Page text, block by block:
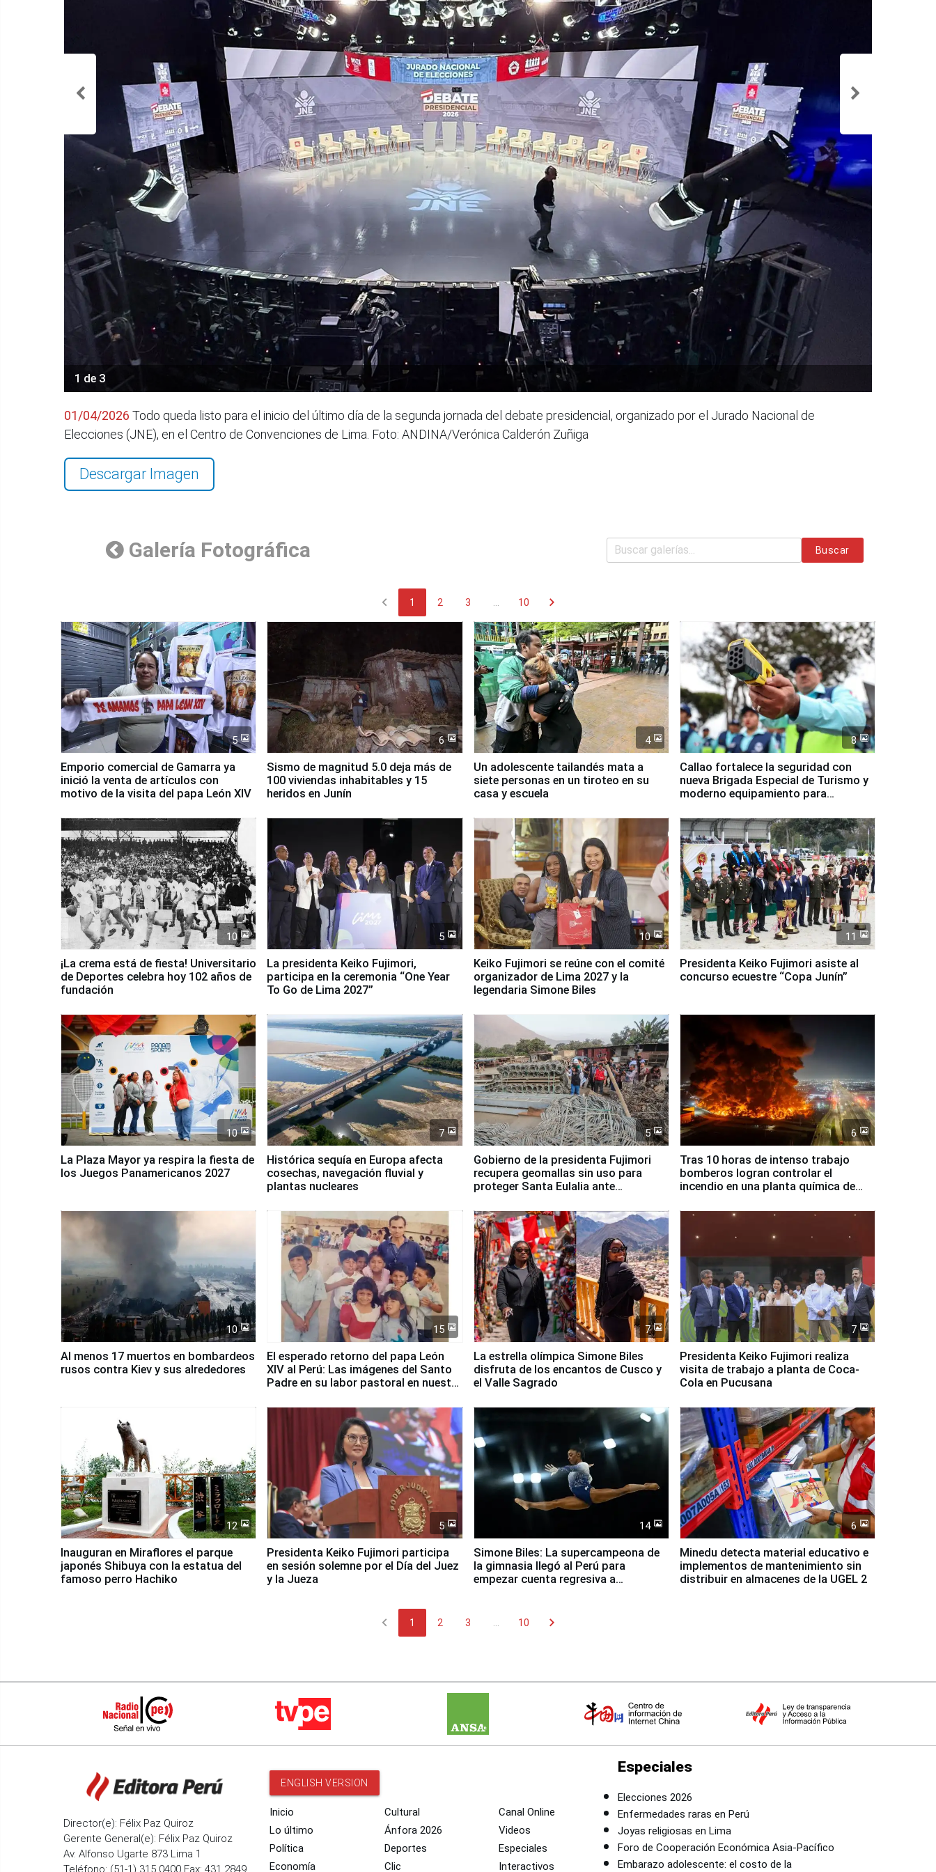
1 de 3
01/04/2026 Todo queda listo para el inicio del último día de la segunda jornada del debate presidencial, organizado por el Jurado Nacional de
Elecciones (JNE), en el Centro de Convenciones de Lima. Foto: ANDINA/Verónica Calderón Zuñiga
Descargar Imagen
Galería Fotográfica Buscar
chevron_left 1 2 3 10 chevron_right
5
Emporio comercial de Gamarra ya
inició la venta de artículos con
motivo de la visita del papa León XIV
6
Sismo de magnitud 5.0 deja más de
100 viviendas inhabitables y 15
heridos en Junín
4
Un adolescente tailandés mata a
siete personas en un tiroteo en su
casa y escuela
8
Callao fortalece la seguridad con
nueva Brigada Especial de Turismo y
moderno equipamiento para
10
¡La crema está de fiesta! Universitario
de Deportes celebra hoy 102 años de
fundación
5
La presidenta Keiko Fujimori,
participa en la ceremonia “One Year
To Go de Lima 2027”
10
Keiko Fujimori se reúne con el comité
organizador de Lima 2027 y la
legendaria Simone Biles
11
Presidenta Keiko Fujimori asiste al
concurso ecuestre “Copa Junín”
10
La Plaza Mayor ya respira la fiesta de
los Juegos Panamericanos 2027
7
Histórica sequía en Europa afecta
cosechas, navegación fluvial y
plantas nucleares
5
Gobierno de la presidenta Fujimori
recupera geomallas sin uso para
proteger Santa Eulalia ante
6
Tras 10 horas de intenso trabajo
bomberos logran controlar el
incendio en una planta química de
10
Al menos 17 muertos en bombardeos
rusos contra Kiev y sus alrededores
15
El esperado retorno del papa León
XIV al Perú: Las imágenes del Santo
Padre en su labor pastoral en nuestro
7
La estrella olímpica Simone Biles
disfruta de los encantos de Cusco y
el Valle Sagrado
7
Presidenta Keiko Fujimori realiza
visita de trabajo a planta de Coca-
Cola en Pucusana
12
Inauguran en Miraflores el parque
japonés Shibuya con la estatua del
famoso perro Hachiko
5
Presidenta Keiko Fujimori participa
en sesión solemne por el Día del Juez
y la Jueza
14
Simone Biles: La supercampeona de
la gimnasia llegó al Perú para
empezar cuenta regresiva a
6
Minedu detecta material educativo e
implementos de mantenimiento sin
distribuir en almacenes de la UGEL 2
chevron_left 1 2 3 10 chevron_right
Director(e): Félix Paz Quiroz
Gerente General(e): Félix Paz Quiroz
Av. Alfonso Ugarte 873 Lima 1
Teléfono: (51-1) 315 0400 Fax: 431 2849
ENGLISH VERSION
Inicio
Lo último
Política
Economía
Cultural
Ánfora 2026
Deportes
Clic
Canal Online
Videos
Especiales
Interactivos
Especiales
Elecciones 2026
Enfermedades raras en Perú
Joyas religiosas en Lima
Foro de Cooperación Económica Asia-Pacífico
Embarazo adolescente: el costo de la